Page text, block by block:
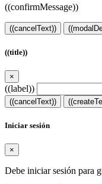
((confirmMessage))
((cancelText))
((title))
×
((label))
((cancelText))
Iniciar sesión
×
Debe iniciar sesión para